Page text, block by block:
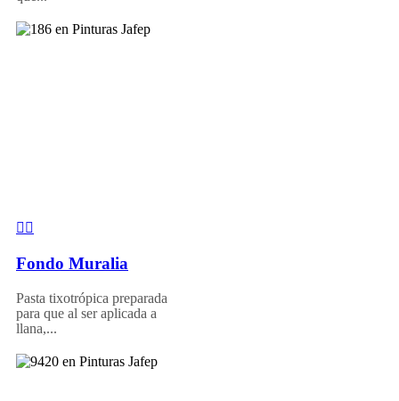
Fondo Muralia
Pasta tixotrópica preparada
para que al ser aplicada a
llana,...